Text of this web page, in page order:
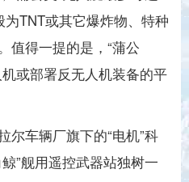
TNT或其它爆炸物、特种
值得一提的是，“蒲公
或部署反无人机装备的平
尔车辆厂旗下的“电机”科
”舰用遥控武器站独树一